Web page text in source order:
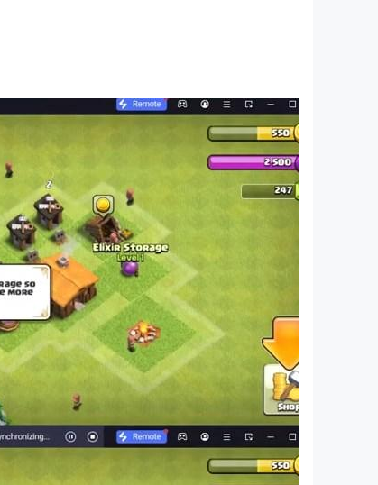
berbatas waktu.
persaingan sengit.
berbayar). Info tentang peluang drop
jaringan mungkin berlaku).